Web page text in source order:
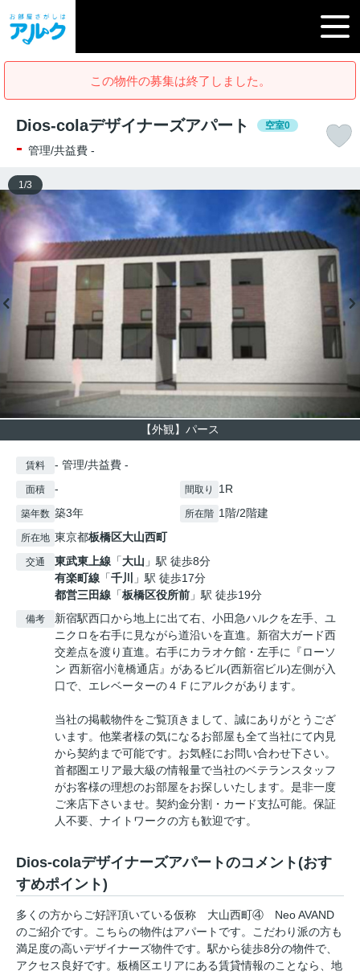
この物件の募集は終了しました。
Dios-colaデザイナーズアパート 空室0
- 管理/共益費 -
【外観】パース
1 /3
賃料 - 管理/共益費 -
面積 - 間取り 1R
築年数 築3年 所在階 1階/2階建
所在地 東京都板橋区大山西町
交通 東武東上線 「大山 」駅 徒歩8分
有楽町線 「千川
」駅 徒歩17分
都営三田線 「板橋区役所前 」駅 徒歩19分
備考
新宿駅西口から地上に出て右、小田急ハルクを左手、ユ
ニクロを右手に見ながら道沿いを直進。新宿大ガード西
交差点を渡り直進。右手にカラオケ館・左手に『ローソ
ン 西新宿小滝橋通店』があるビル(西新宿ビル)左側が入
口で、エレベーターの４Ｆにアルクがあります。
当社の掲載物件をご覧頂きまして、誠にありがとうござ
います。他業者様の気になるお部屋も全て当社にて内見
から契約まで可能です。お気軽にお問い合わせ下さい。
首都圏エリア最大級の情報量で当社のベテランスタッフ
がお客様の理想のお部屋をお探しいたします。是非一度
ご来店下さいませ。契約金分割・カード支払可能。保証
人不要、ナイトワークの方も歓迎です。
Dios-colaデザイナーズアパートのコメント(おす
すめポイント)
多くの方からご好評頂いている仮称 大山西町④ Neo AVAND
のご紹介です。こちらの物件はアパートです。こだわり派の方も
満足度の高いデザイナーズ物件です。駅から徒歩8分の物件で、
アクセス良好です。板橋区エリアにある賃貸情報のことなら、地